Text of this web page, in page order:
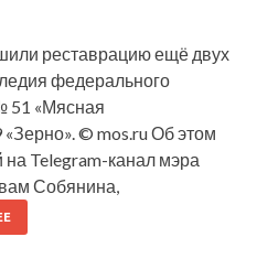
реставрацию ещё двух
федерального
51 «Мясная
© mos.ru Об этом
Telegram-канал мэра
Собянина,